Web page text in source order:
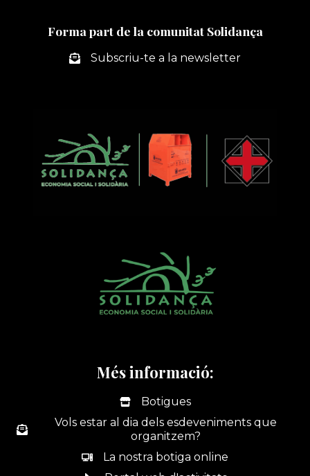
Forma part de la comunitat Solidança
Subscriu-te a la newsletter
Més informació:
Botigues
Vols estar al dia dels esdeveniments que
organitzem?
La nostra botiga online